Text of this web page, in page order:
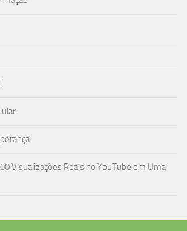
Visualizações Reais no YouTube em Uma